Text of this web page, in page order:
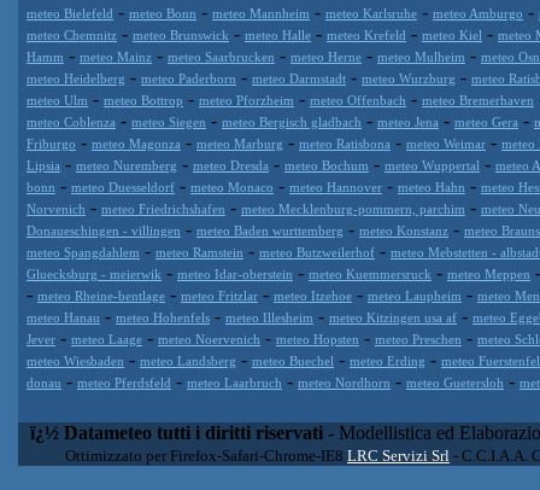
meteo Bielefeld - meteo Bonn - meteo Mannheim - meteo Karlsruhe - meteo Amburgo -
meteo Chemnitz - meteo Brunswick - meteo Halle - meteo Krefeld - meteo Kiel - meteo
Hamm - meteo Mainz - meteo Saarbrucken - meteo Herne - meteo Mulheim - meteo
meteo Heidelberg - meteo Paderborn - meteo Darmstadt - meteo Wurzburg - meteo
meteo Ulm - meteo Bottrop - meteo Pforzheim - meteo Offenbach - meteo Bremerhaven
meteo Coblenza - meteo Siegen - meteo Bergisch gladbach - meteo Jena - meteo Gera -
Friburgo - meteo Magonza - meteo Marburg - meteo Ratisbona - meteo Weimar - meteo
Lipsia - meteo Nuremberg - meteo Dresda - meteo Bochum - meteo Wuppertal - meteo
bonn - meteo Duesseldorf - meteo Monaco - meteo Hannover - meteo Hahn - meteo
Norvenich - meteo Friedrichshafen - meteo Mecklenburg-pommern, parchim - meteo
Donaueschingen - villingen - meteo Baden wurttemberg - meteo Konstanz - meteo
meteo Spangdahlem - meteo Ramstein - meteo Butzweilerhof - meteo Mebstetten -
Gluecksburg - meierwik - meteo Idar-oberstein - meteo Kuemmersruck - meteo Meppen
- meteo Rheine-bentlage - meteo Fritzlar - meteo Itzehoe - meteo Laupheim - meteo
meteo Hanau - meteo Hohenfels - meteo Illesheim - meteo Kitzingen usa af - meteo
Jever - meteo Laage - meteo Noervenich - meteo Hopsten - meteo Preschen - meteo
meteo Wiesbaden - meteo Landsberg - meteo Buechel - meteo Erding - meteo
donau - meteo Pferdsfeld - meteo Laarbruch - meteo Nordhorn - meteo Guetersloh -
ï¿½ Datameteo tutti i diritti riservati - Modellistica ed
Ottimizzato per Firefox-Safari-Chrome-IE8 LRC Servizi Srl - C.C.I.A.A.